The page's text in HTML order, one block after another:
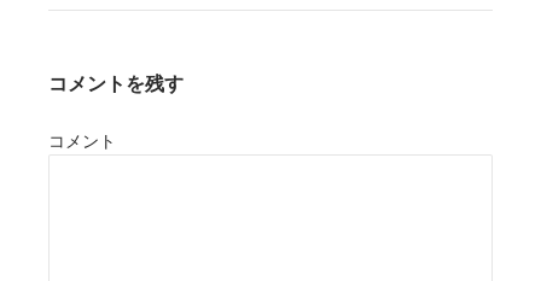
コメントを残す
コメント